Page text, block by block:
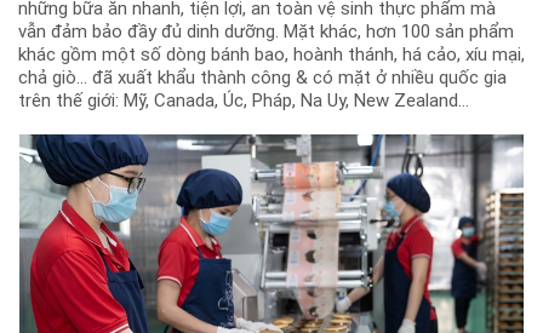
những bữa ăn nhanh, tiện lợi, an toàn vệ sinh thực phẩm mà
vẫn đảm bảo đầy đủ dinh dưỡng. Mặt khác, hơn 100 sản phẩm
khác gồm một số dòng bánh bao, hoành thánh, há cảo, xíu mại,
chả giò… đã xuất khẩu thành công & có mặt ở nhiều quốc gia
trên thế giới: Mỹ, Canada, Úc, Pháp, Na Uy, New Zealand…